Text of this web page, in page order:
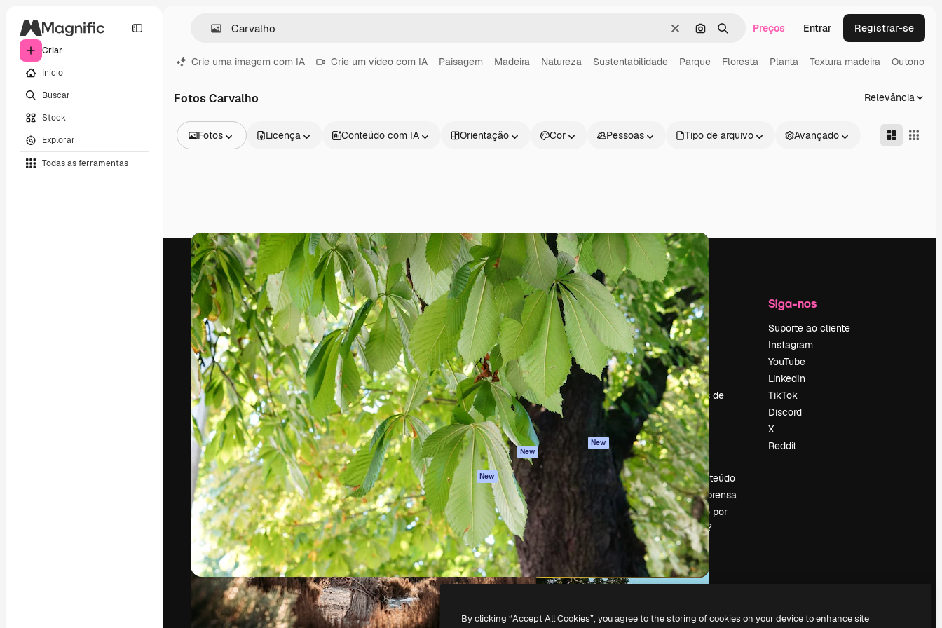
Criar
Início
Buscar
Stock
Explorar
Todas as ferramentas
LimparPesquisar por imagem
BuscarPreços Entrar Registrar-se
Crie uma imagem com IA Crie um vídeo com IA Paisagem Madeira Natureza Sustentabilidade Parque Floresta Planta Textura madeira Outono
Fotos Carvalho Relevância
Fotos
Vídeos
Clipes de vídeo
Animações
Modelos de vídeos
Ícones
Modelos 3D
Fontes
Licença Conteúdo com IA Orientação Cor Pessoas Tipo de arquivo Avançado
A plataforma criativa para você direcionar
seu melhor trabalho. Mais de 1 milhão de
assinantes entre criativos, empresas,
agências e estúdios.
Português
Produtos
Spaces
Assistente de IA
Gerador de
imagens
Gerador de vídeos
Texto para voz
Conteúdo de stock
MCP para
Claude/ChatGPT
New
Agentes New
API
App móvel
Todas as
ferramentas
Começar
Academy
Documentação
Atendimento
Termos e
condições
Política de
Originais
New
Política de cookies
Central de
confiabilidade
Afiliados
Empresas
Empresa
Preços
Sobre nós
Reviews
Emprego
Tendências de
pesquisa
Blog
Eventos
Slidesgo
Vender conteúdo
Sala de imprensa
Procurando por
magnific.ai?
Siga-nos
Suporte ao cliente
Instagram
YouTube
LinkedIn
TikTok
Discord
X
Reddit
Copyright © 2010-2026Freepik Company S.L.U.Todos os direitos reservados.
By clicking “Accept All Cookies”, you agree to the storing of cookies on your device to enhance site